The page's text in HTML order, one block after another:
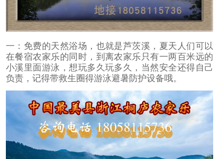
一：免费的天然浴场，也就是芦茨溪，夏天人们可以
在餐宿农家乐的同时，到离农家乐只有一两百米远的
小溪里面游泳，想玩多久玩多久，当然安全还得自己
负责，记得带救生圈得游泳避暑防护设备哦。